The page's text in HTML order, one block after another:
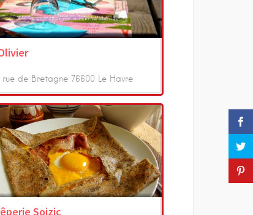
rue de Bretagne 76600 Le Havre
Soizic